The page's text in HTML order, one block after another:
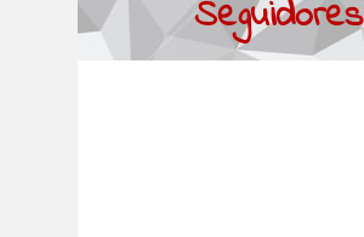
Seguidores